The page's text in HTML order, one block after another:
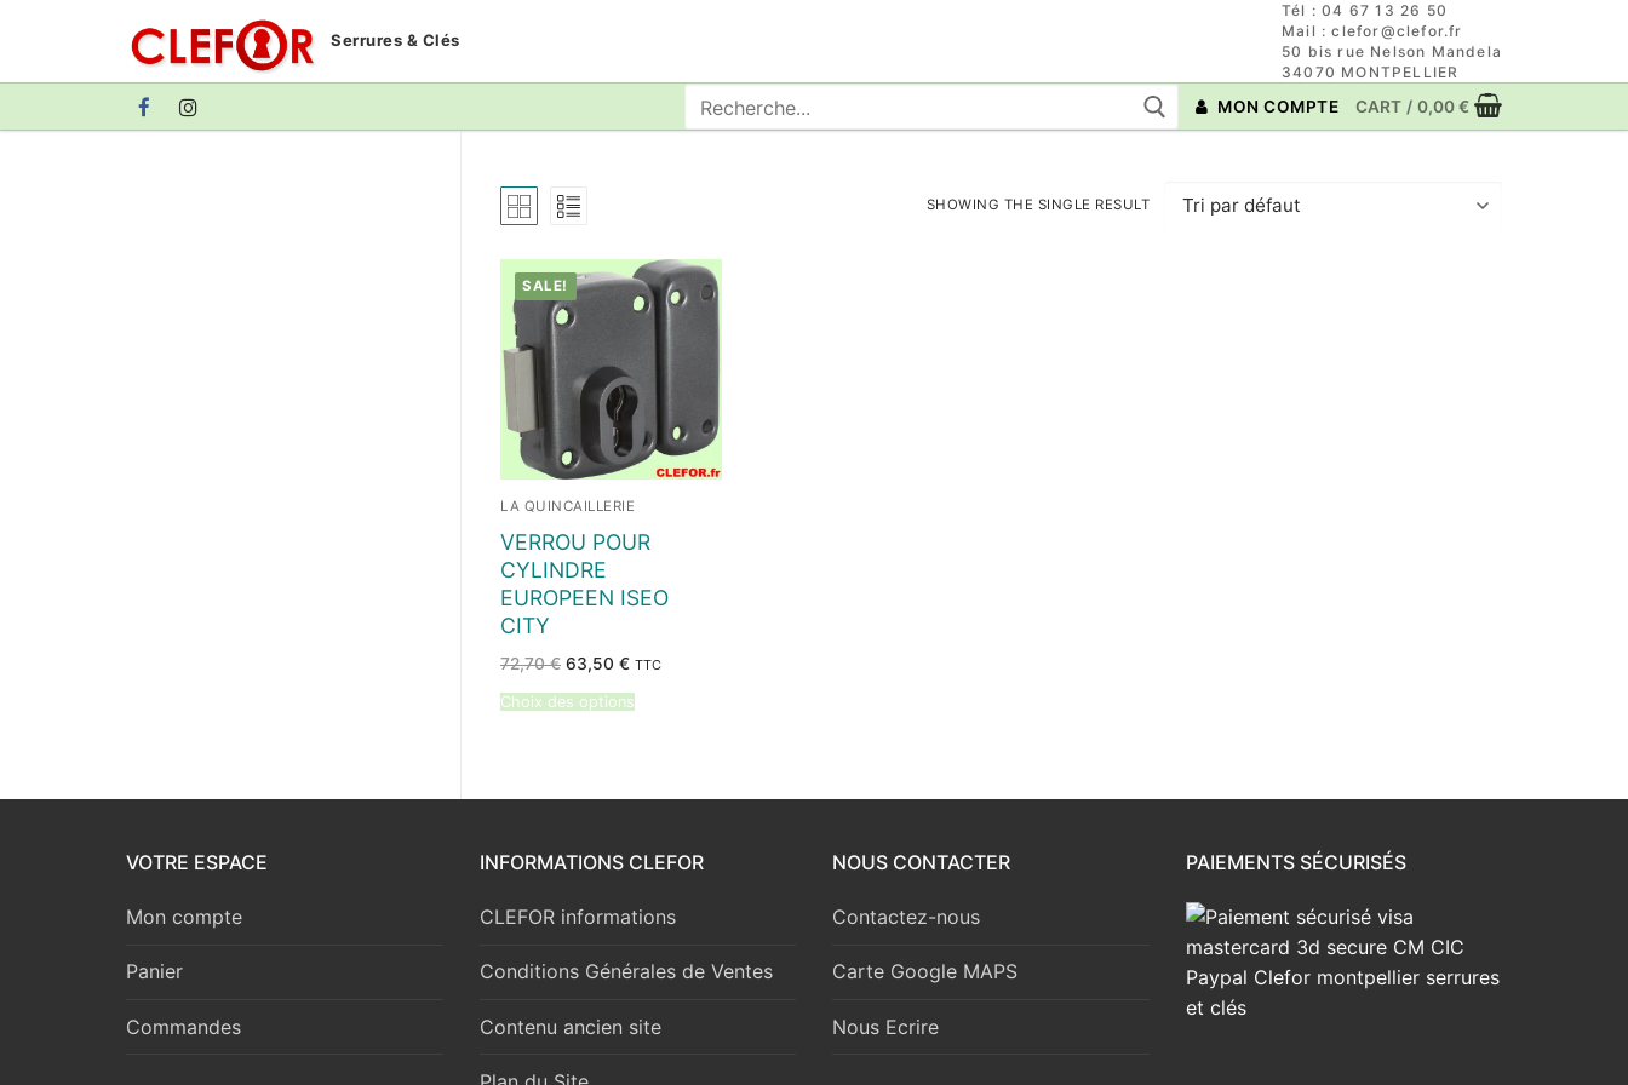
Serrures & Clés
Tél : 04 67 13 26 50
Mail : clefor@clefor.fr
50 bis rue Nelson Mandela
34070 MONTPELLIER
Rechercher
:
MON COMPTE CART / 0,00€
SHOWING THE SINGLE RESULT
SALE!
LA QUINCAILLERIE
VERROU POUR
CYLINDRE
EUROPEEN ISEO
CITY
72,70€ Le
prix
initial
était :
63,50 €Le
actuel
est :
TTC
Choix des options
VOTRE ESPACE
Mon compte
Panier
Commandes
INFORMATIONS CLEFOR
CLEFOR informations
Conditions Générales de Ventes
Contenu ancien site
NOUS CONTACTER
Contactez-nous
Carte Google MAPS
Nous Ecrire
PAIEMENTS SÉCURISÉS